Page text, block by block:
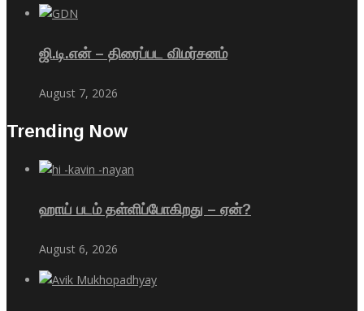
ஜி.டி.என் – திரைப்பட விமர்சனம்
August 7, 2026
Trending Now
ஹாய் படம் தள்ளிப்போகிறது – ஏன்?
August 6, 2026